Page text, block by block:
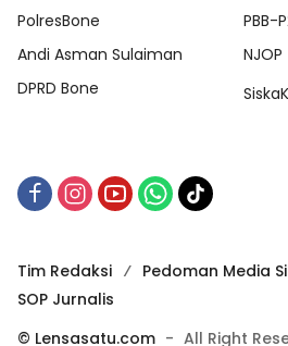
PolresBone
PBB-
Andi Asman Sulaiman
NJOP
DPRD Bone
Tim Redaksi Pedoman Media
SOP Jurnalis
© Lensasatu.com - All Right